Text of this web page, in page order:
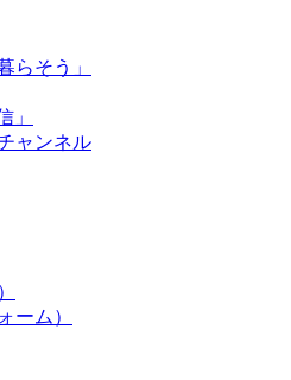
らそう」
」
ャンネル
ーム）